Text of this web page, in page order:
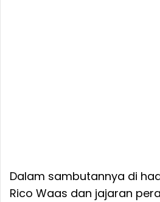
Dalam sambutannya di
Rico Waas dan jajaran